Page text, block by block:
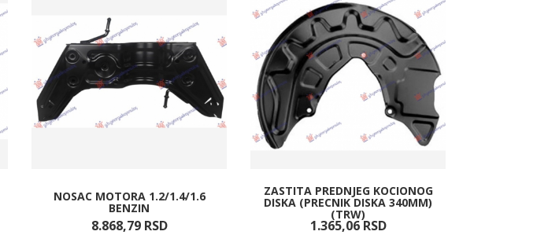
NOSAC MOTORA 1.2/1.4/1.6
BENZIN
8.868,79 RSD
ZASTITA PREDNJEG KOCIONOG
DISKA (PRECNIK DISKA 340MM)
(TRW)
1.365,06RSD